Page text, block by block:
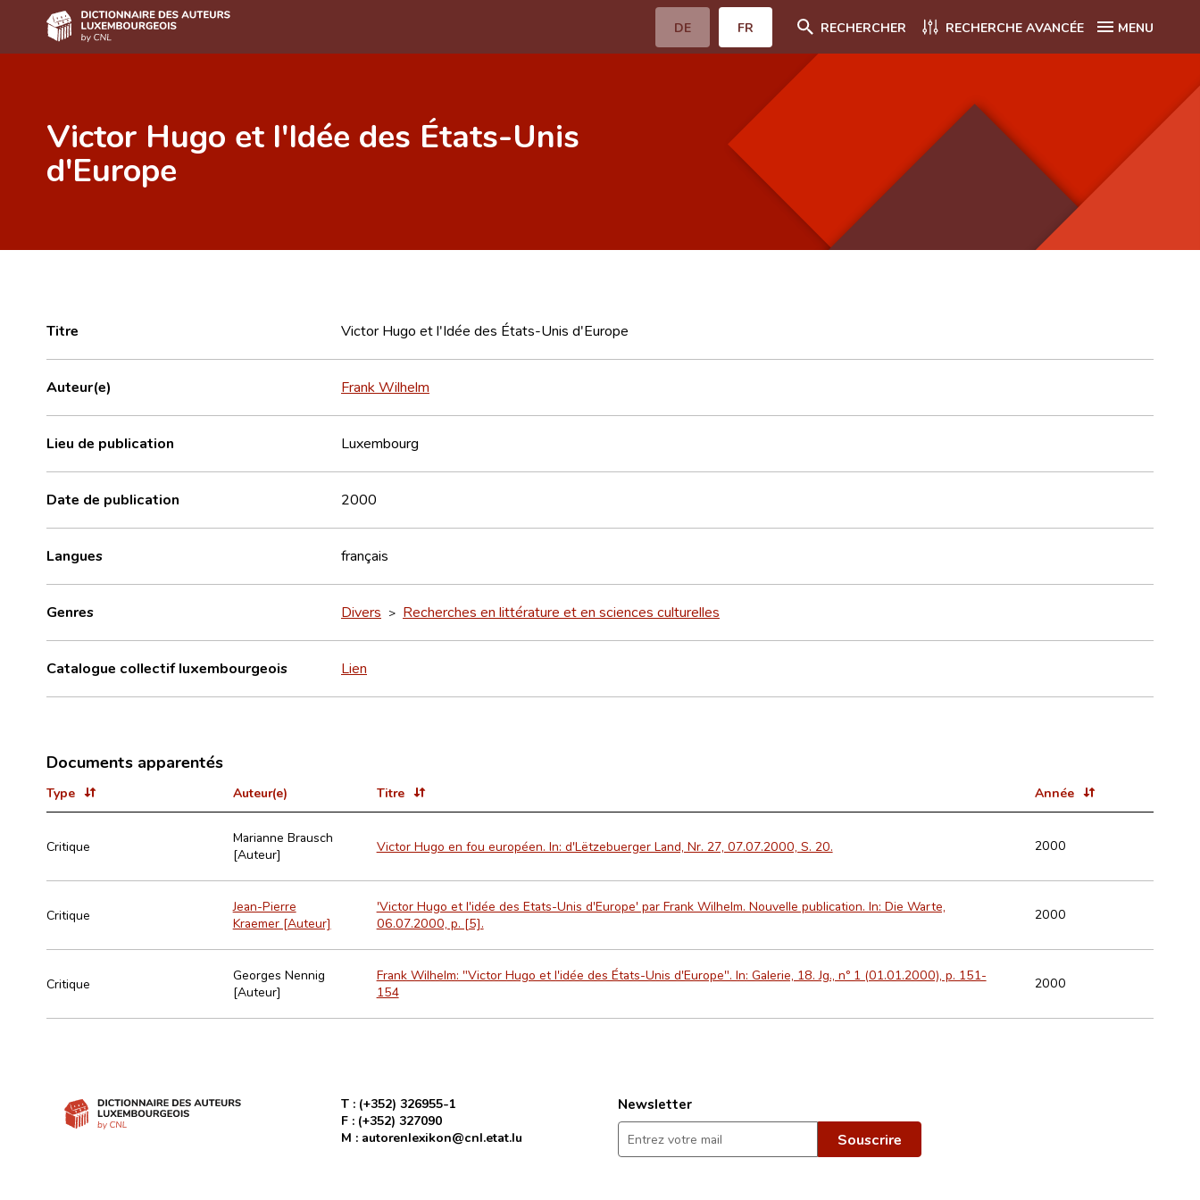
DE FR RECHERCHER RECHERCHE AVANCÉE MENU
Auteur(e)s A-Z
Recherche avancée
Victor Hugo et l'Idée des États-Unis
d'Europe
Titre Victor Hugo et l'Idée des États-Unis d'Europe
Auteur(e) Frank Wilhelm
Lieu de publication Luxembourg
Date de publication 2000
Langues français
Genres Divers > Recherches en littérature et en sciences culturelles
Catalogue collectif luxembourgeois Lien
Documents apparentés
Type Auteur(e) Titre Année
Critique
Marianne Brausch
[Auteur]
Victor Hugo en fou européen. In: d'Lëtzebuerger Land, Nr. 27, 07.07.2000, S. 20. 2000
Critique
Jean-Pierre
Kraemer [Auteur]
'Victor Hugo et l'idée des Etats-Unis d'Europe' par Frank Wilhelm. Nouvelle publication. In: Die Warte,
06.07.2000, p. [5].
2000
Critique
Georges Nennig
[Auteur]
Frank Wilhelm: "Victor Hugo et l'idée des États-Unis d'Europe". In: Galerie, 18. Jg., nº 1 (01.01.2000), p. 151-
154
2000
T : (+352) 326955-1
F : (+352) 327090
M : autorenlexikon@cnl.etat.lu
Newsletter